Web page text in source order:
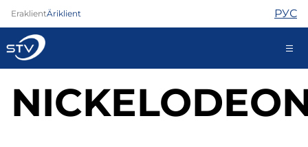
EraklientÄriklient РУС
kontakt@stv.ee
Iseteenindus